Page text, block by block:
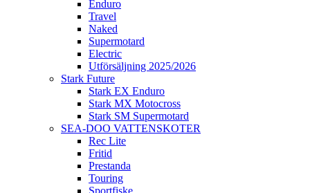
Enduro
Travel
Naked
Supermotard
Electric
Utförsäljning 2025/2026
Stark Future
Stark EX Enduro
Stark MX Motocross
Stark SM Supermotard
SEA-DOO VATTENSKOTER
Rec Lite
Fritid
Prestanda
Touring
Sportfiske